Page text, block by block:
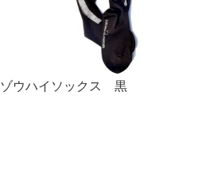
ゾウハイソックス 黒